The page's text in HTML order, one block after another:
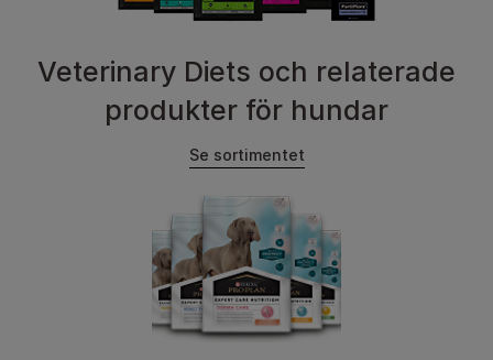
Veterinary Diets och relaterade
produkter för hundar
Se sortimentet